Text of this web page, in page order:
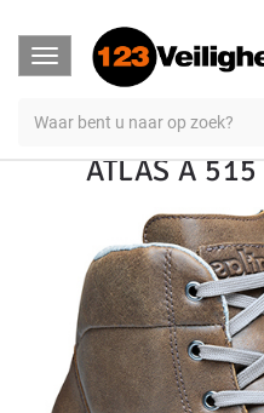
Toggle
navigation
123Veiligheidsschoen
Veiligheidsschoenen
ATLAS A